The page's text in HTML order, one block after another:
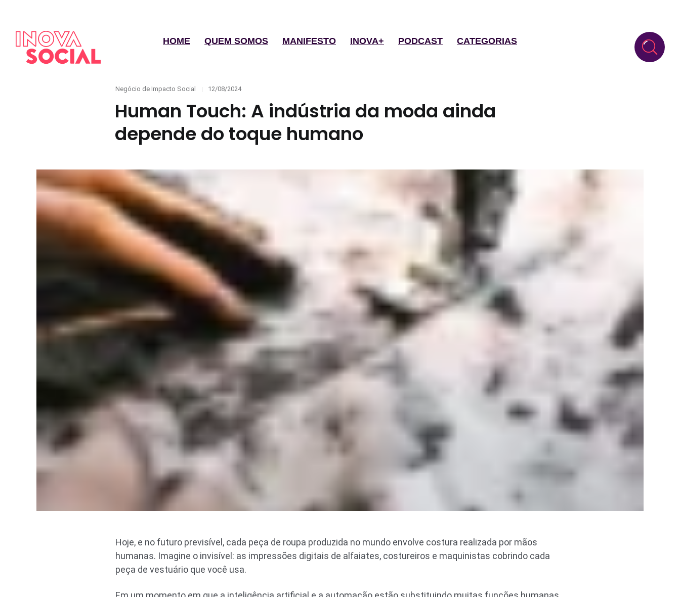
HOME QUEM SOMOS MANIFESTO INOVA+ PODCAST CATEGORIAS
Categories
Negócio de Impacto Social
Posted
12/08/2024
Human Touch: A indústria da moda ainda
depende do toque humano
Hoje, e no futuro previsível, cada peça de roupa produzida no mundo envolve costura realizada por mãos
humanas. Imagine o invisível: as impressões digitais de alfaiates, costureiros e maquinistas cobrindo cada
peça de vestuário que você usa.